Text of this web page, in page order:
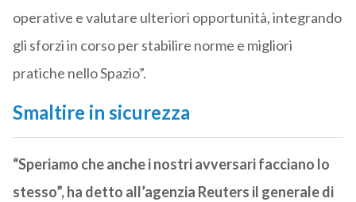
operative e valutare ulteriori opportunità, integrando
gli sforzi in corso per stabilire norme e migliori
pratiche nello Spazio”.
Smaltire in sicurezza
“Speriamo che anche i nostri avversari facciano lo
stesso”, ha detto all’agenzia Reuters il generale di